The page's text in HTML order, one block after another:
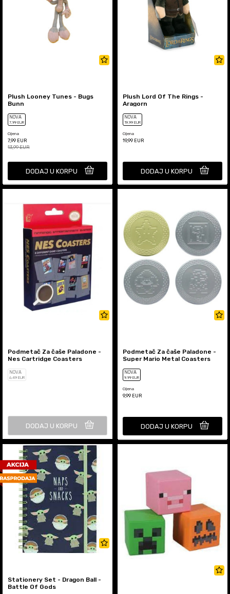
Plush Looney Tunes - Bugs
Bunn
NOVA
7,99 EUR
Cijena
7,99 EUR
13,99EUR
DODAJ U KORPU
Plush Lord Of The Rings -
Aragorn
NOVA
19,99 EUR
Cijena
19,99 EUR
DODAJ U KORPU
Podmetač Za čaše Paladone -
Nes Cartridge Coasters
NOVA
6,49 EUR
DODAJ U KORPU
Podmetač Za čaše Paladone -
Super Mario Metal Coasters
NOVA
9,99 EUR
Cijena
9,99 EUR
DODAJ U KORPU
Stationery Set - Dragon Ball -
Battle Of Gods